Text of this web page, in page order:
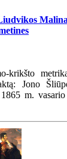
krikšto
Jono
m.